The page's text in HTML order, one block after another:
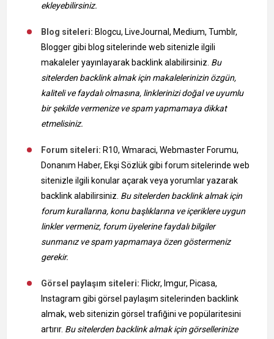
ekleyebilirsiniz.
Blog siteleri: Blogcu, LiveJournal, Medium, Tumblr,
Blogger gibi blog sitelerinde web sitenizle ilgili
makaleler yayınlayarak backlink alabilirsiniz. Bu
sitelerden backlink almak için makalelerinizin özgün,
kaliteli ve faydalı olmasına, linklerinizi doğal ve uyumlu
bir şekilde vermenize ve spam yapmamaya dikkat
etmelisiniz.
Forum siteleri: R10, Wmaraci, Webmaster Forumu,
Donanım Haber, Ekşi Sözlük gibi forum sitelerinde web
sitenizle ilgili konular açarak veya yorumlar yazarak
backlink alabilirsiniz. Bu sitelerden backlink almak için
forum kurallarına, konu başlıklarına ve içeriklere uygun
linkler vermeniz, forum üyelerine faydalı bilgiler
sunmanız ve spam yapmamaya özen göstermeniz
gerekir.
Görsel paylaşım siteleri: Flickr, Imgur, Picasa,
Instagram gibi görsel paylaşım sitelerinden backlink
almak, web sitenizin görsel trafiğini ve popülaritesini
artırır. Bu sitelerden backlink almak için görsellerinize